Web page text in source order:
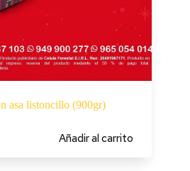
asa listoncillo (900gr)
Añadir al carrito